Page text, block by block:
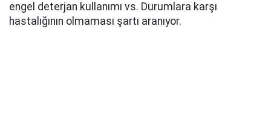
engel deterjan kullanımı vs. Durumlara karşı
hastalığının olmaması şartı aranıyor.